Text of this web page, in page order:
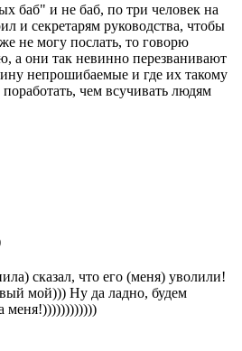
баб" и не баб, по три человек на
и секретарям руководства, чтобы
не могу послать, то говорю
а они так невинно перезванивают
непрошибаемые и где их такому
чем всучивать людям
сказал, что его (меня) уволили!
мой))) Ну да ладно, будем
меня!))))))))))))